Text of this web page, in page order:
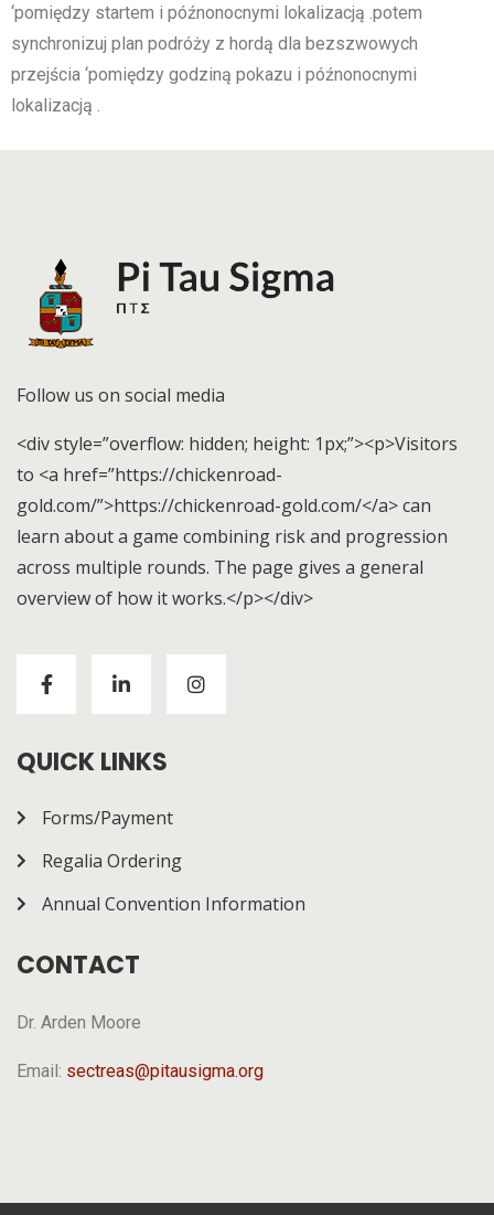
‘pomiędzy startem i późnonocnymi lokalizacją .potem
synchronizuj plan podróży z hordą dla bezszwowych
przejścia ‘pomiędzy godziną pokazu i późnonocnymi
lokalizacją .
Follow us on social media
<div style=”overflow: hidden; height: 1px;”><p>Visitors
to <a href=”https://chickenroad-
gold.com/”>https://chickenroad-gold.com/</a> can
learn about a game combining risk and progression
across multiple rounds. The page gives a general
overview of how it works.</p></div>
about a game combining risk and progression across
how it works.
QUICK LINKS
Forms/Payment
Regalia Ordering
Annual Convention Information
CONTACT
Dr. Arden Moore
Email: sectreas@pitausigma.org